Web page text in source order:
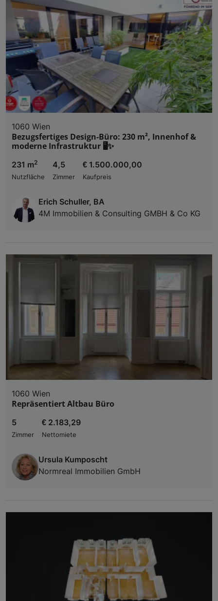
1060 Wien
Bezugsfertiges Design-Büro: 230 m², Innenhof &
moderne Infrastruktur 🖥️✨
231 m2
Nutzfläche
4,5
Zimmer
€ 1.500.000,00
Kaufpreis
Erich Schuller, BA
4M Immobilien & Consulting GMBH & Co KG
1060 Wien
Repräsentiert Altbau Büro
5
Zimmer
€ 2.183,29
Nettomiete
Ursula Kumposcht
Normreal Immobilien GmbH